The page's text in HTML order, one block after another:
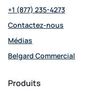
+1 (877) 235-4273
Contactez-nous
Médias
Belgard Commercial
in
Produits